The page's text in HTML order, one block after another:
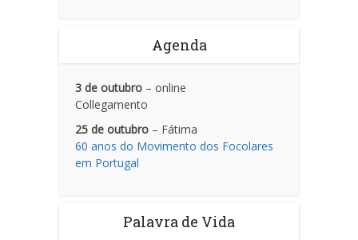
Agenda
3 de outubro – online
Collegamento
25 de outubro – Fátima
60 anos do Movimento dos Focolares
em Portugal
Palavra de Vida